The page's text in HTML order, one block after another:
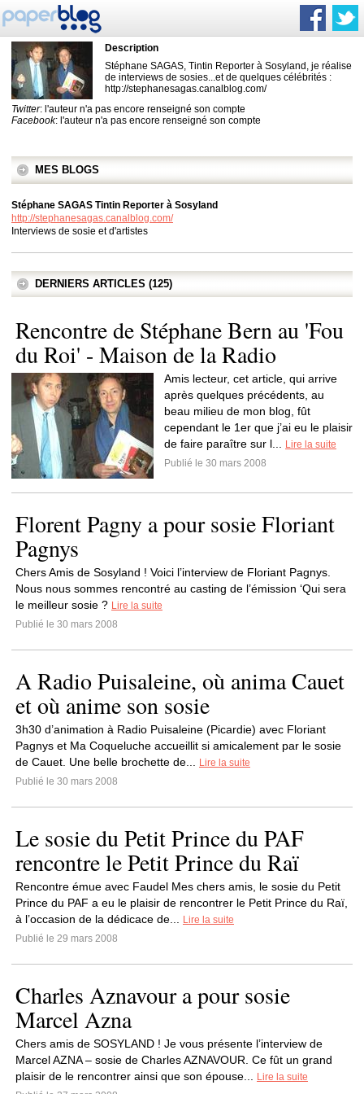
Description
Stéphane SAGAS, Tintin Reporter à Sosyland, je réalise
de interviews de sosies...et de quelques célébrités :
http://stephanesagas.canalblog.com/
Twitter: l'auteur n'a pas encore renseigné son compte
Facebook: l'auteur n'a pas encore renseigné son compte
MES BLOGS
Stéphane SAGAS Tintin Reporter à Sosyland
http://stephanesagas.canalblog.com/
Interviews de sosie et d'artistes
DERNIERS ARTICLES (125)
Rencontre de Stéphane Bern au 'Fou
du Roi' - Maison de la Radio
Amis lecteur, cet article, qui arrive
après quelques précédents, au
beau milieu de mon blog, fût
cependant le 1er que j’ai eu le plaisir
de faire paraître sur l...
Lire la suite
Publié le 30 mars 2008
Florent Pagny a pour sosie Floriant
Pagnys
Chers Amis de Sosyland ! Voici l’interview de Floriant Pagnys.
Nous nous sommes rencontré au casting de l’émission ‘Qui sera
le meilleur sosie ? Lire la suite
Publié le 30 mars 2008
A Radio Puisaleine, où anima Cauet
et où anime son sosie
3h30 d’animation à Radio Puisaleine (Picardie) avec Floriant
Pagnys et Ma Coqueluche accueillit si amicalement par le sosie
de Cauet. Une belle brochette de...
Lire la suite
Publié le 30 mars 2008
Le sosie du Petit Prince du PAF
rencontre le Petit Prince du Raï
Rencontre émue avec Faudel Mes chers amis, le sosie du Petit
Prince du PAF a eu le plaisir de rencontrer le Petit Prince du Raï,
à l’occasion de la dédicace de...
Lire la suite
Publié le 29 mars 2008
Charles Aznavour a pour sosie
Marcel Azna
Chers amis de SOSYLAND ! Je vous présente l’interview de
Marcel AZNA – sosie de Charles AZNAVOUR. Ce fût un grand
plaisir de le rencontrer ainsi que son épouse...
Lire la suite